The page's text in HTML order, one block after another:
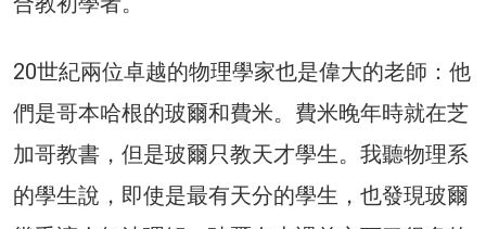
20世紀兩位卓越的物理學家也是偉大的老師：他
們是哥本哈根的玻爾和費米。費米晚年時就在芝
加哥教書，但是玻爾只教天才學生。我聽物理系
的學生說，即使是最有天分的學生，也發現玻爾